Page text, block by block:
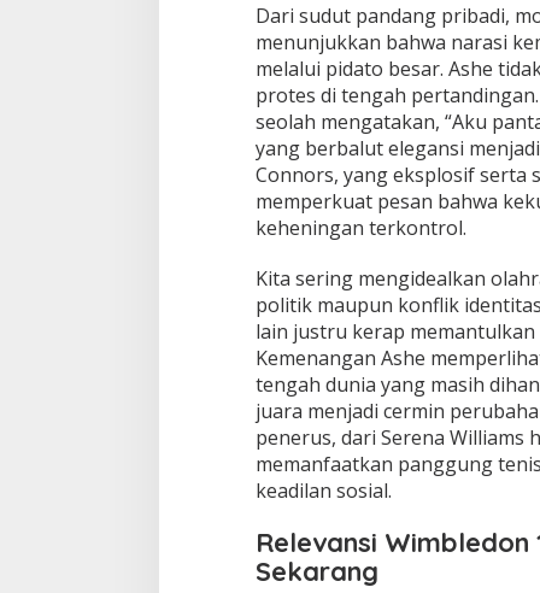
Dari sudut pandang pribadi,
menunjukkan bahwa narasi
melalui pidato besar. Ashe
protes di tengah
seolah mengatakan, “Aku
yang berbalut elegansi
Connors, yang eksplosif serta
memperkuat pesan bahwa
keheningan terkontrol.
Kita sering mengidealkan
politik maupun konflik
lain justru kerap
Kemenangan Ashe
tengah dunia yang masih
juara menjadi cermin
penerus, dari Serena Williams
memanfaatkan panggung
keadilan sosial.
Relevansi Wimbledon
Sekarang